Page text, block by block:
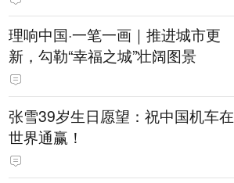
理响中国·一笔一画｜推进城市更
新，勾勒“幸福之城”壮阔图景
张雪39岁生日愿望：祝中国机车在
世界通赢！